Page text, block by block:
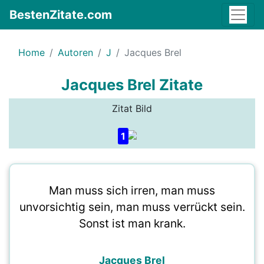
BestenZitate.com
Home Autoren J Jacques Brel
Jacques Brel Zitate
Zitat Bild
1
Man muss sich irren, man muss
unvorsichtig sein, man muss verrückt sein.
Sonst ist man krank.
Jacques Brel